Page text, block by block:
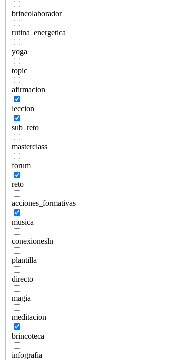
brincolaborador
rutina_energetica
yoga
topic
afirmacion
leccion
sub_reto
masterclass
forum
reto
acciones_formativas
musica
conexionesln
plantilla
directo
magia
meditacion
brincoteca
infografia